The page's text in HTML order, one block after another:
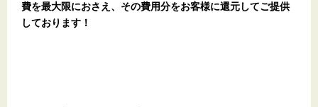
費を最大限におさえ、その費用分をお客様に還元してご提供
しております！